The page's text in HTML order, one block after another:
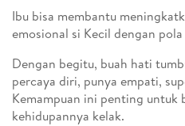
Ibu bisa membantu
emosional si Kecil dengan
Dengan begitu, buah hati
percaya diri, punya empati,
Kemampuan ini penting untuk
kehidupannya kelak.